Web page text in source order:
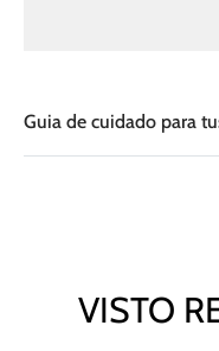
Guia de cuidado para
VISTO